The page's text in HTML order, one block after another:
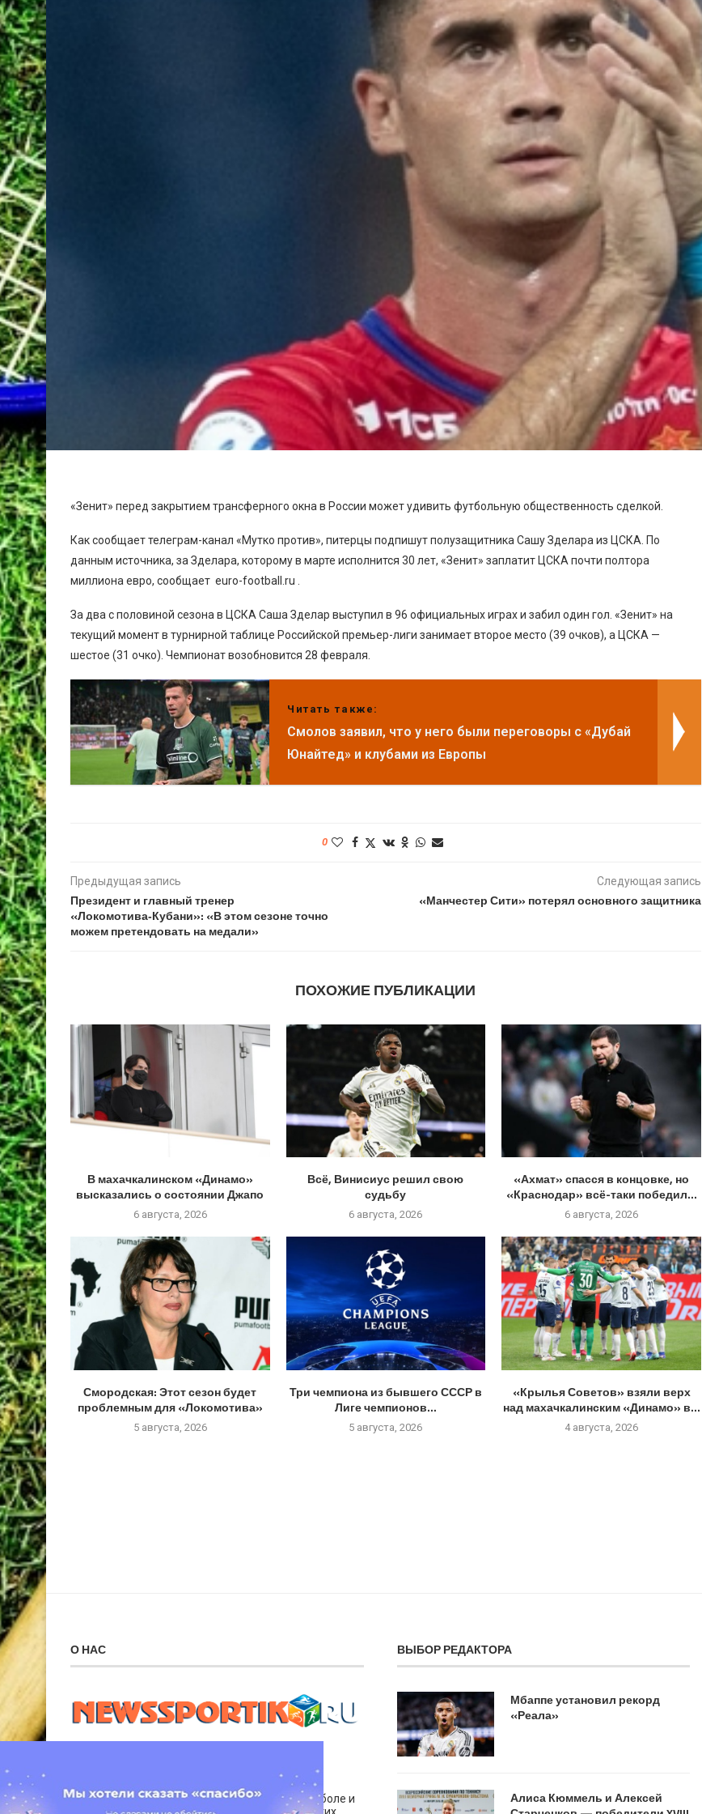
«Зенит» перед закрытием трансферного окна в России может удивить футбольную общественность сделкой.
Как сообщает телеграм-канал «Мутко против», питерцы подпишут полузащитника Сашу Зделара из ЦСКА. По
данным источника, за Зделара, которому в марте исполнится 30 лет, «Зенит» заплатит ЦСКА почти полтора
миллиона евро, сообщает euro-football.ru .
За два с половиной сезона в ЦСКА Саша Зделар выступил в 96 официальных играх и забил один гол. «Зенит» на
текущий момент в турнирной таблице Российской премьер-лиги занимает второе место (39 очков), а ЦСКА —
шестое (31 очко). Чемпионат возобновится 28 февраля.
Читать также:
Смолов заявил, что у него были переговоры с «Дубай
Юнайтед» и клубами из Европы
0
Предыдущая запись
Президент и главный тренер
«Локомотива‑Кубани»: «В этом сезоне точно
можем претендовать на медали»
Следующая запись
«Манчестер Сити» потерял основного защитника
ПОХОЖИЕ ПУБЛИКАЦИИ
В махачкалинском «Динамо»
высказались о состоянии Джапо
6 августа, 2026
Всё, Винисиус решил свою
судьбу
6 августа, 2026
«Ахмат» спасся в концовке, но
«Краснодар» всё-таки победил...
6 августа, 2026
Смородская: Этот сезон будет
проблемным для «Локомотива»
5 августа, 2026
Три чемпиона из бывшего СССР в
Лиге чемпионов...
5 августа, 2026
«Крылья Советов» взяли верх
над махачкалинским «Динамо» в...
4 августа, 2026
О НАС
Спортивные события, собранные нашими
корреспондентами со всего земного шара. Мы
публикуем новости о футболе и хоккее, баскетболе и
ВЫБОР РЕДАКТОРА
Мбаппе установил рекорд
«Реала»
Алиса Кюммель и Алексей